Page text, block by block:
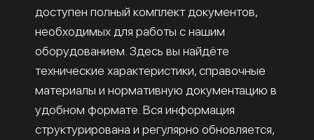
доступен полный комплект документов,
необходимых для работы с нашим
оборудованием. Здесь вы найдёте
технические характеристики, справочные
материалы и нормативную документацию в
удобном формате. Вся информация
структурирована и регулярно обновляется,